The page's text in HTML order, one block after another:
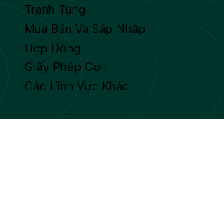
Tranh Tụng
Mua Bán Và Sáp Nhập
Hợp Đồng
Giấy Phép Con
Các Lĩnh Vực Khác